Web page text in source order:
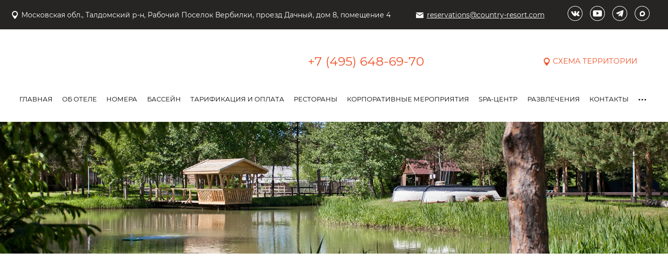
Московская обл., Талдомский р-н, Рабочий Поселок Вербилки, проезд Дачный, дом 8, помещение 4 reservations@country-resort.com
+7 (495) 648-69-70 СХЕМА ТЕРРИТОРИИ
ГЛАВНАЯ ОБ ОТЕЛЕ НОМЕРА БАССЕЙН ТАРИФИКАЦИЯ И ОПЛАТА РЕСТОРАНЫ КОРПОРАТИВНЫЕ МЕРОПРИЯТИЯ SPA-ЦЕНТР РАЗВЛЕЧЕНИЯ КОНТАКТЫ ...